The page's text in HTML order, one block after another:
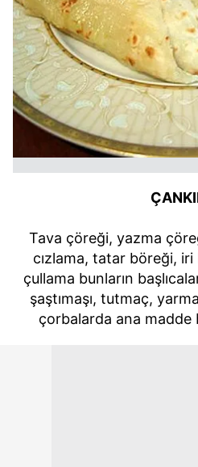
Tava çöreği, yazma
cızlama, tatar böreği, iri
çullama bunların
şaştımaşı, tutmaç,
çorbalarda ana madde